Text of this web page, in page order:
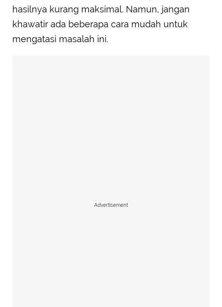
hasilnya kurang maksimal. Namun, jangan
khawatir ada beberapa cara mudah untuk
mengatasi masalah ini.
Advertisement